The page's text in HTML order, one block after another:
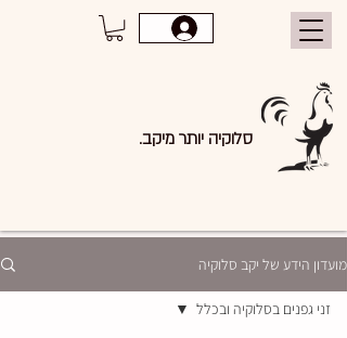
סלוקיה יותר מיקב.
מועדון הידע של יקב סלוקיה
זני גפנים בסלוקיה ובכלל